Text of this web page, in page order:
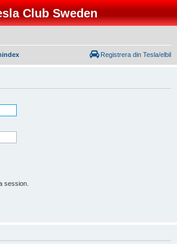
Club Sweden
Registrera din Tesla/elbil
session.